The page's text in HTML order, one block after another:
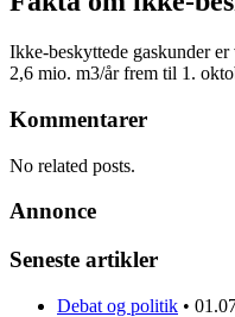
Ikke-beskyttede gaskunder
2,6 mio. m3/år frem til 1.
Kommentarer
No related posts.
Annonce
Seneste artikler
Debat og politik •